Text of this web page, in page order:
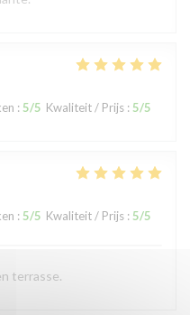
: 5/5 Kwaliteit / Prijs : 5/5
: 5/5 Kwaliteit / Prijs : 5/5
terrasse.